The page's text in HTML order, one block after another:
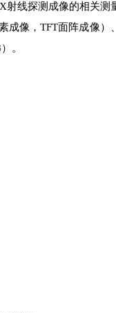
线探测成像的相关测
成像，TFT面阵成像）
。